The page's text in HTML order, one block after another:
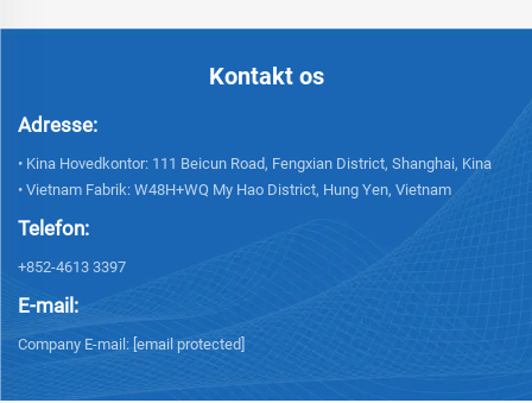
Kontakt os
Adresse:
• Kina Hovedkontor: 111 Beicun Road, Fengxian District, Shanghai, Kina
• Vietnam Fabrik: W48H+WQ My Hao District, Hung Yen, Vietnam
Telefon:
+852-4613 3397
E-mail:
Company E-mail: [email protected]